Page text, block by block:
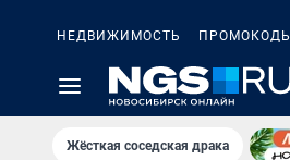
НЕДВИЖИМОСТЬ ПРОМОКОДЫ
Жёсткая соседская драка